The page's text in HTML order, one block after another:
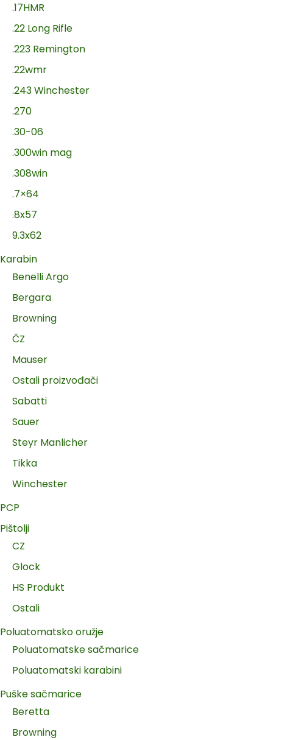
.17HMR
.22 Long Rifle
.223 Remington
.22wmr
.243 Winchester
.270
.30-06
.300win mag
.308win
.7×64
.8x57
9.3x62
Karabin
Benelli Argo
Bergara
Browning
ČZ
Mauser
Ostali proizvođači
Sabatti
Sauer
Steyr Manlicher
Tikka
Winchester
PCP
Pištolji
CZ
Glock
HS Produkt
Ostali
Poluatomatsko oružje
Poluatomatske sačmarice
Poluatomatski karabini
Puške sačmarice
Beretta
Browning